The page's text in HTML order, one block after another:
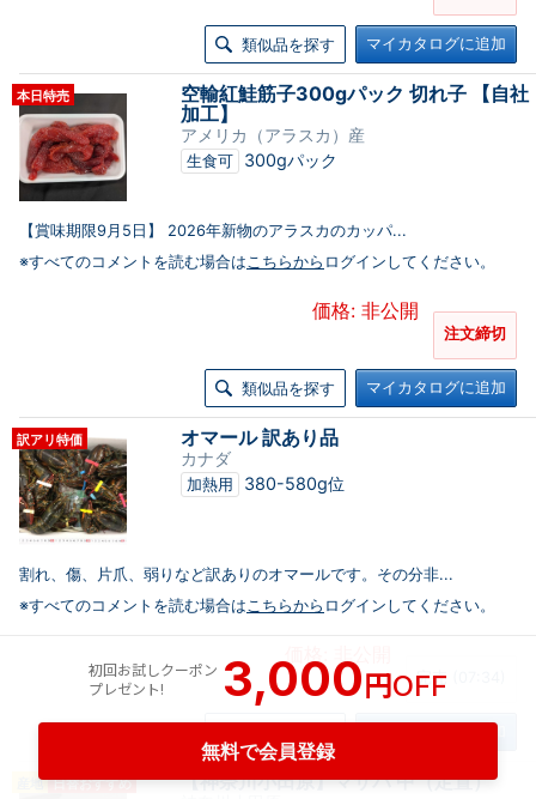
類似品を探す マイカタログに追加
本日特売
空輸紅鮭筋子300gパック 切れ子 【自社
加工】
アメリカ（アラスカ）産
生食可 300gパック
【賞味期限9月5日】 2026年新物のアラスカのカッパ...
※すべてのコメントを読む場合はこちらから ログインしてください。
価格: 非公開
注文締切
類似品を探す マイカタログに追加
訳アリ特価 オマール 訳あり品
カナダ
加熱用 380-580g位
割れ、傷、片爪、弱りなど訳ありのオマールです。その分非...
※すべてのコメントを読む場合はこちらから ログインしてください。
完売 (07:34)
マイカタログに追加
産地 日替おすすめ 【神奈川小田原】マサバ 中（定置）
初回お試しクーポン
プレゼント!
3,000円OFF
無料で会員登録